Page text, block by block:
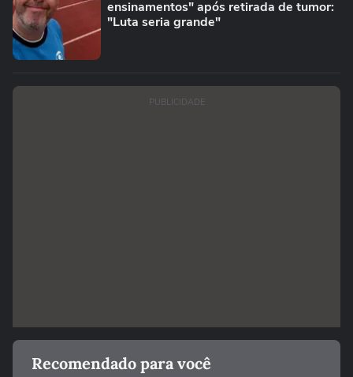
ensinamentos" após retirada de tumor:
"Luta seria grande"
PUBLICIDADE
Recomendado para você